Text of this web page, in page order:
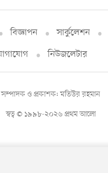
বিজ্ঞাপন সার্কুলেশন
নিউজলেটার
স্বত্ব © ১৯৯৮-২০২৬ প্রথম আলো
সম্পাদক ও প্রকাশক: মতিউর রহমান